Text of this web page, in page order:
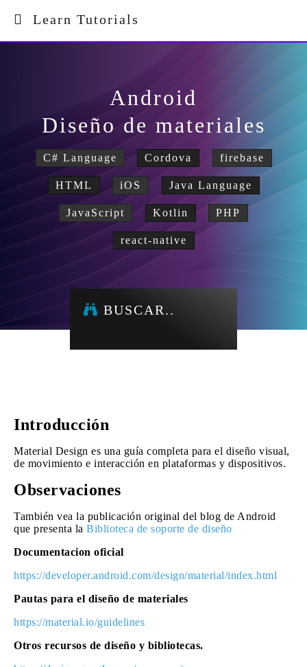
Learn Tutorials
Android
Diseño de materiales
C# Language Cordova firebase
HTML iOS Java Language
JavaScript Kotlin PHP
react-native
BUSCAR..
Introducción
Material Design es una guía completa para el diseño visual,
de movimiento e interacción en plataformas y dispositivos.
Observaciones
También vea la publicación original del blog de Android
que presenta la Biblioteca de soporte de diseño
Documentacion oficial
https://developer.android.com/design/material/index.html
Pautas para el diseño de materiales
https://material.io/guidelines
Otros recursos de diseño y bibliotecas.